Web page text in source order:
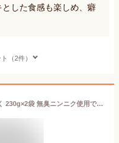
とした食感も楽しめ、癖
（2件）
送料無料 お持たせ 手土産 梅にんにく 230g×2袋 無臭ニンニク使用で食べた後の匂いも安心！ 歯ごたえのいい黒ごまかつお梅にんにく大蒜 ギフト 【ネコポス便送料無料】 【組み合わせが選べる】